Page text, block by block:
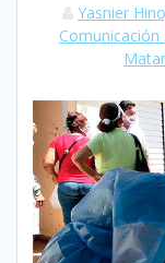
Yasnier
Comunicación